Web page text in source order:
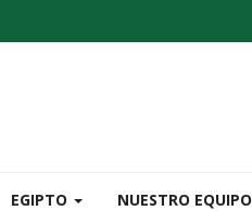
EGIPTO NUESTRO EQUIPO